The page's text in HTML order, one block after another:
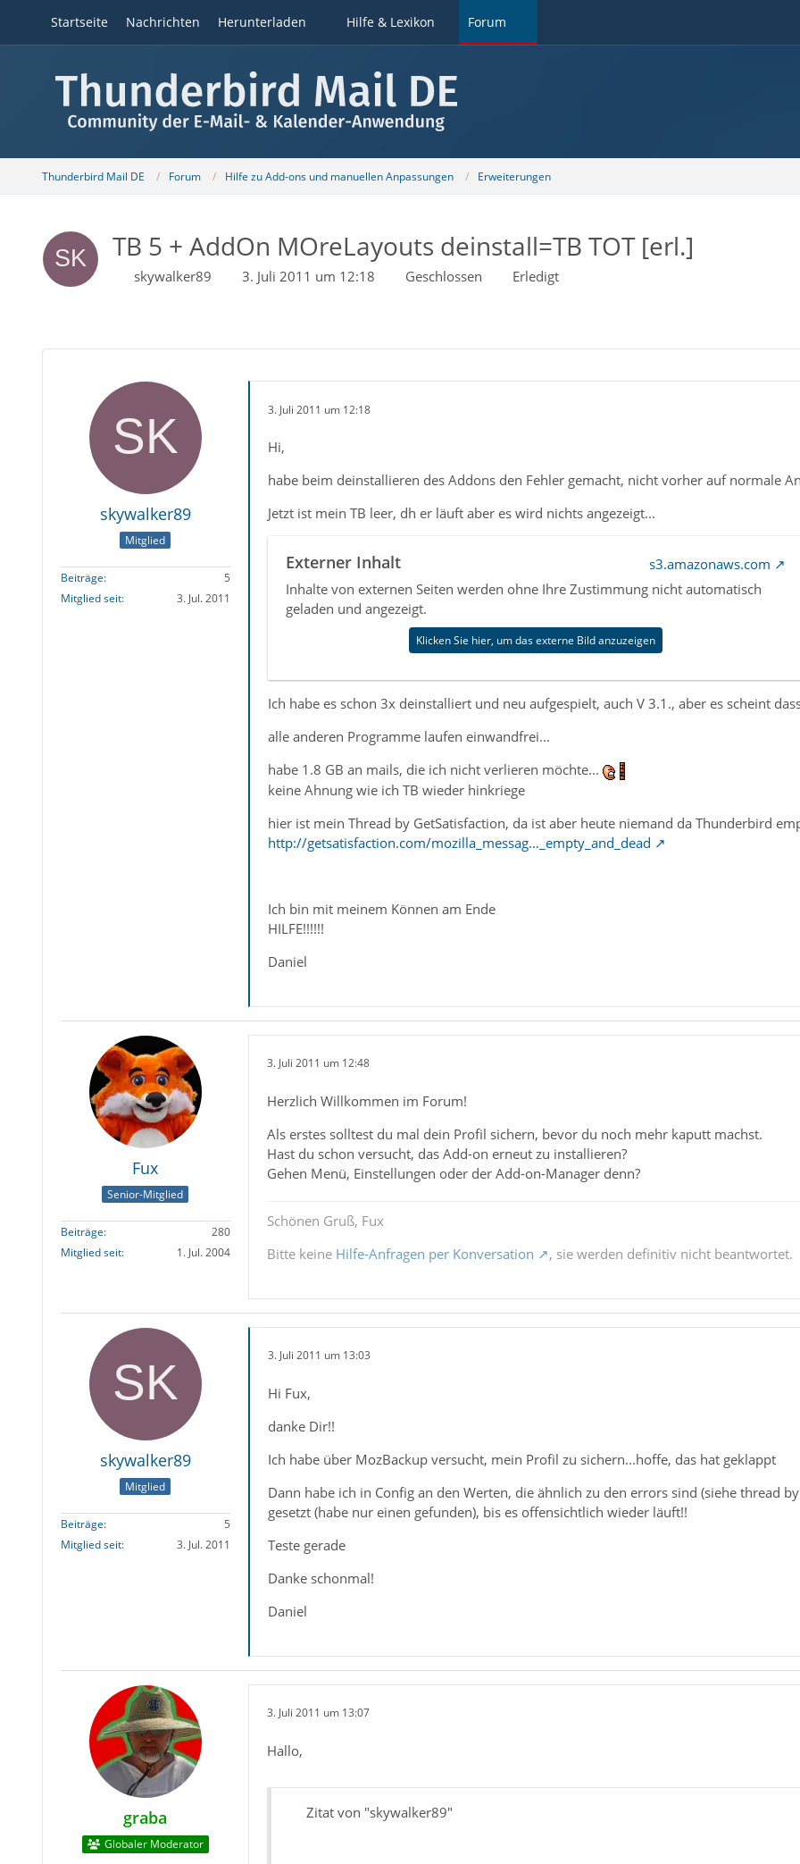
Startseite Nachrichten Herunterladen Hilfe & Lexikon Forum
Thunderbird Mail DE Forum Hilfe zu Add-ons und manuellen Anpassungen Erweiterungen
TB 5 + AddOn MOreLayouts deinstall=TB TOT [erl.]
skywalker89 3. Juli 2011 um 12:18 Geschlossen Erledigt
skywalker89
Mitglied
Beiträge
5
Mitglied seit
3. Jul. 2011
3. Juli 2011 um 12:18
Hi,
habe beim deinstallieren des Addons den Fehler gemacht, nicht vorher auf normale
Jetzt ist mein TB leer, dh er läuft aber es wird nichts angezeigt...
Externer Inhalt
s3.amazonaws.com
Inhalte von externen Seiten werden ohne Ihre Zustimmung nicht automatisch
geladen und angezeigt.
Klicken Sie hier, um das externe Bild anzuzeigen
Ich habe es schon 3x deinstalliert und neu aufgespielt, auch V 3.1., aber es scheint
alle anderen Programme laufen einwandfrei...
habe 1.8 GB an mails, die ich nicht verlieren möchte...
keine Ahnung wie ich TB wieder hinkriege
hier ist mein Thread by GetSatisfaction, da ist aber heute niemand da Thunderbird
http://getsatisfaction.com/mozilla_messag…_empty_and_dead
Ich bin mit meinem Können am Ende
HILFE!!!!!!
Daniel
Fux
Senior-Mitglied
Beiträge
280
Mitglied seit
1. Jul. 2004
3. Juli 2011 um 12:48
Herzlich Willkommen im Forum!
Als erstes solltest du mal dein Profil sichern, bevor du noch mehr kaputt machst.
Hast du schon versucht, das Add-on erneut zu installieren?
Gehen Menü, Einstellungen oder der Add-on-Manager denn?
Schönen Gruß, Fux
Bitte keine Hilfe-Anfragen per Konversation , sie werden definitiv nicht beantwortet.
skywalker89
Mitglied
Beiträge
5
Mitglied seit
3. Jul. 2011
3. Juli 2011 um 13:03
Hi Fux,
danke Dir!!
Ich habe über MozBackup versucht, mein Profil zu sichern...hoffe, das hat geklappt
Dann habe ich in Config an den Werten, die ähnlich zu den errors sind (siehe thread
gesetzt (habe nur einen gefunden), bis es offensichtlich wieder läuft!!
Teste gerade
Danke schonmal!
Daniel
graba
Globaler Moderator
3. Juli 2011 um 13:07
Hallo,
Zitat von "skywalker89"